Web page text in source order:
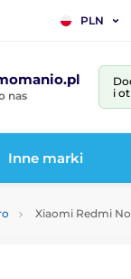
PLN
nas
i
Inne marki
Xiaomi Redmi